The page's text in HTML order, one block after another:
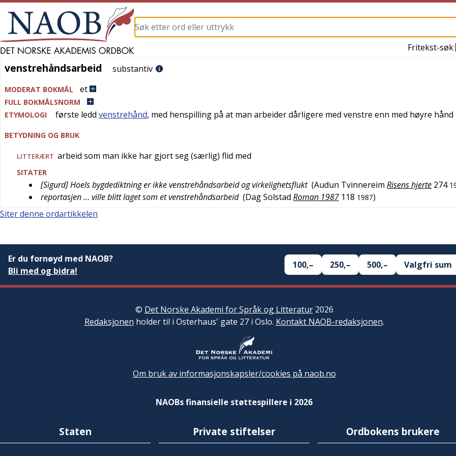
Fritekst-søk
venstrehåndsarbeid
venstrehåndsarbeid substantiv
MODERAT BOKMÅL et
FULL BOKMÅLSNORM
ETYMOLOGI
første ledd venstrehånd, med henspilling på at man arbeider dårligere med venstre enn med høyre hånd
BETYDNING OG BRUK
LITTERÆRT arbeid som man ikke har gjort seg (særlig) flid med
SITATER
[Sigurd] Hoels bygdediktning er ikke venstrehåndsarbeid og virkelighetsflukt (Audun Tvinnereim Risens hjerte 274
reportasjen … ville blitt laget som et venstrehåndsarbeid (Dag Solstad Roman 1987 118 1987)
Siter denne ordartikkelen
Er du fornøyd med NAOB?
Bli med og bidra!
100,– 250,– 500,– Valgfri sum
© Det Norske Akademi for Språk og Litteratur2026
Redaksjonen holder til i Osterhaus' gate 27 i Oslo. Kontakt NAOB-redaksjonen.
Om bruk av informasjonskapsler/cookies på naob.no
NAOBs finansielle støttespillere i 2026
Staten Private stiftelser Ordbokens brukere